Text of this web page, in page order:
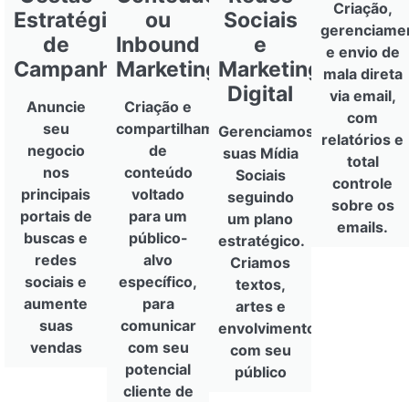
Estratégica
de
Campanhas
Anuncie
seu
negocio
nos
principais
portais de
buscas e
redes
sociais e
aumente
suas
vendas
ou
Inbound
Marketing
Criação e
compartilhamento
de
conteúdo
voltado
para um
público-
alvo
específico,
para
comunicar
com seu
potencial
cliente de
Sociais
e
Marketing
Digital
Gerenciamos
suas Mídia
Sociais
seguindo
um plano
estratégico.
Criamos
textos,
artes e
envolvimento
com seu
público
Criação,
e envio de
mala direta
via email,
com
relatórios e
total
controle
sobre os
emails.